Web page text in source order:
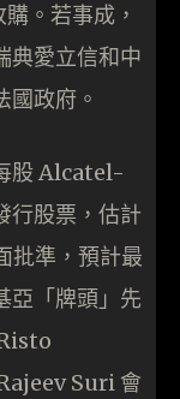
。若事成，
典愛立信和中
國政府。
股 Alcatel-
行股票，估計
批準，預計最
亞「牌頭」先
Suri 會